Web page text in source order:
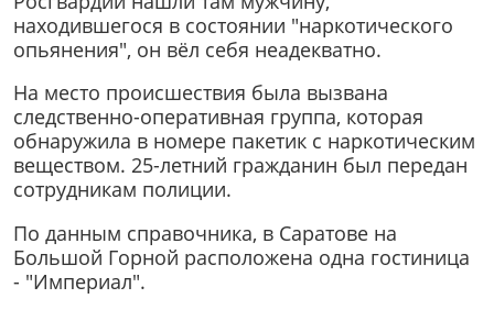
находившегося в состоянии "наркотического
опьянения", он вёл себя неадекватно.
На место происшествия была вызвана
следственно-оперативная группа, которая
обнаружила в номере пакетик с наркотическим
веществом. 25-летний гражданин был передан
сотрудникам полиции.
По данным справочника, в Саратове на
Большой Горной расположена одна гостиница
- "Империал".